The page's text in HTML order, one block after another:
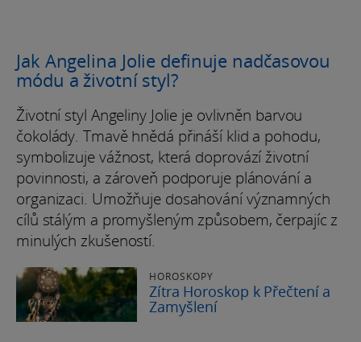
Jak Angelina Jolie definuje nadčasovou
módu a životní styl?
Životní styl Angeliny Jolie je ovlivněn barvou
čokolády. Tmavě hnědá přináší klid a pohodu,
symbolizuje vážnost, která doprovází životní
povinnosti, a zároveň podporuje plánování a
organizaci. Umožňuje dosahování významných
cílů stálým a promyšleným způsobem, čerpajíc z
minulých zkušeností.
HOROSKOPY
Zítra Horoskop k Přečtení a
Zamyšlení